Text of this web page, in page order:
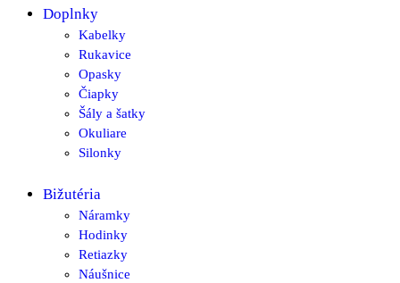
Doplnky
Kabelky
Rukavice
Opasky
Čiapky
Šály a šatky
Okuliare
Silonky
Bižutéria
Náramky
Hodinky
Retiazky
Náušnice